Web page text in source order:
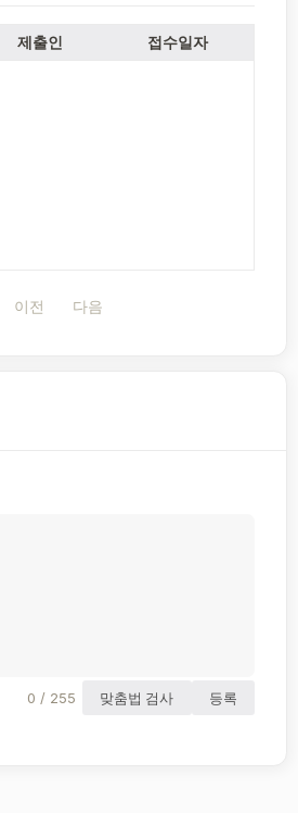
제출인 접수일자
이전 다음
0 / 255 맞춤법 검사 등록